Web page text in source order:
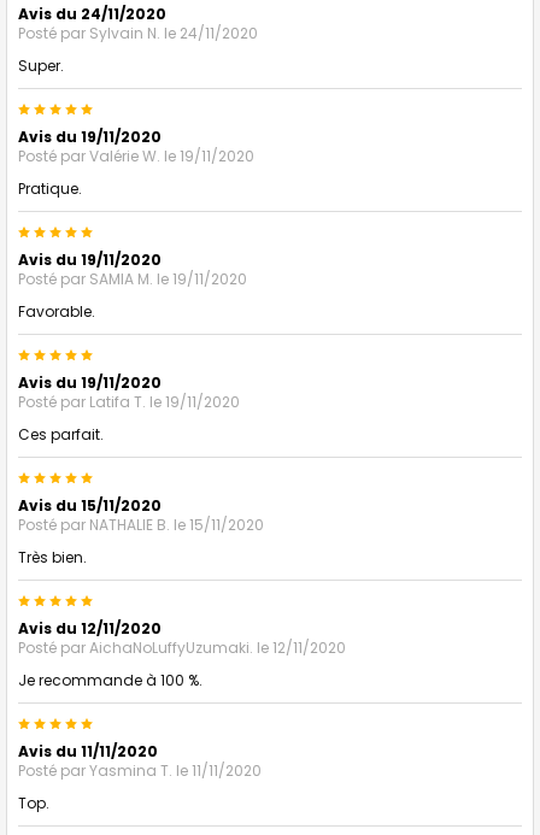
Avis du 24/11/2020
Posté par Sylvain N. le 24/11/2020
Super.
5
Avis du 19/11/2020
Posté parValérie W. le 19/11/2020
Pratique.
5
Avis du 19/11/2020
Posté par SAMIA M. le 19/11/2020
Favorable.
5
Avis du 19/11/2020
Posté par Latifa T. le 19/11/2020
Ces parfait.
5
Avis du 15/11/2020
Posté par NATHALIE B. le 15/11/2020
Très bien.
5
Avis du 12/11/2020
Posté parAichaNoLuffyUzumaki. le 12/11/2020
Je recommande à 100 %.
5
Avis du 11/11/2020
Posté parYasmina T. le 11/11/2020
Top.